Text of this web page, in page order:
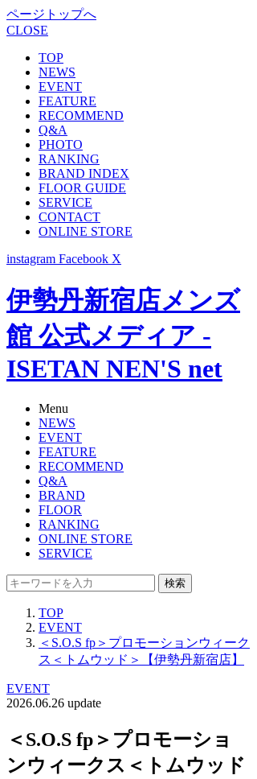
ページトップへ
CLOSE
TOP
NEWS
EVENT
FEATURE
RECOMMEND
Q&A
PHOTO
RANKING
BRAND INDEX
FLOOR GUIDE
SERVICE
CONTACT
ONLINE STORE
instagram Facebook X
伊勢丹新宿店メンズ
館 公式メディア -
ISETAN NEN'S net
Menu
NEWS
EVENT
FEATURE
RECOMMEND
Q&A
BRAND
FLOOR
RANKING
ONLINE STORE
SERVICE
検索
TOP
EVENT
＜S.O.S fp＞プロモーションウィーク
ス＜トムウッド＞【伊勢丹新宿店】
EVENT
2026.06.26 update
＜S.O.S fp＞プロモーショ
ンウィークス＜トムウッド